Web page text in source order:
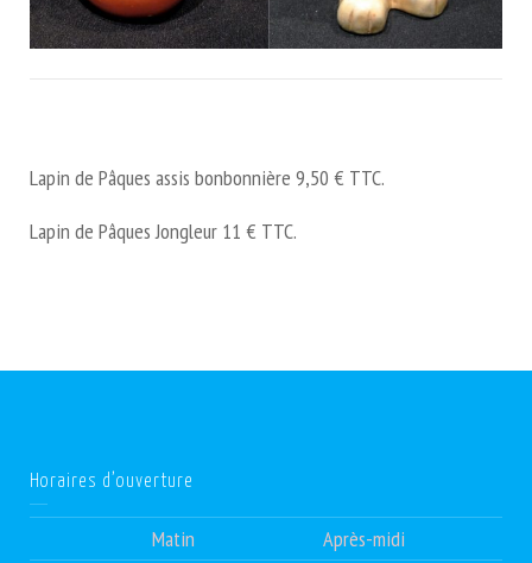
Lapin de Pâques assis bonbonnière 9,50 € TTC.
Lapin de Pâques Jongleur 11 € TTC.
Horaires d’ouverture
Matin
Après-midi